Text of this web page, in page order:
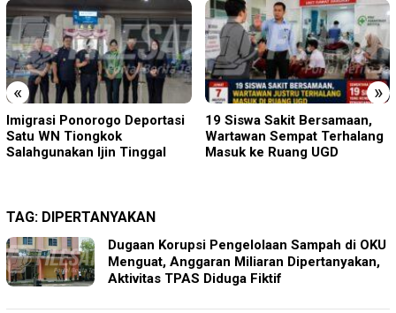
« »
19 Siswa Sakit Bersamaan,
Wartawan Sempat Terhalang
Masuk ke Ruang UGD
Sambut HUT RI ke-81 di
Gunung Sanggabuana, KPU
Karawang Jaga Stamina
TAG: DIPERTANYAKAN
Dugaan Korupsi Pengelolaan Sampah di OKU
Menguat, Anggaran Miliaran Dipertanyakan,
Aktivitas TPAS Diduga Fiktif